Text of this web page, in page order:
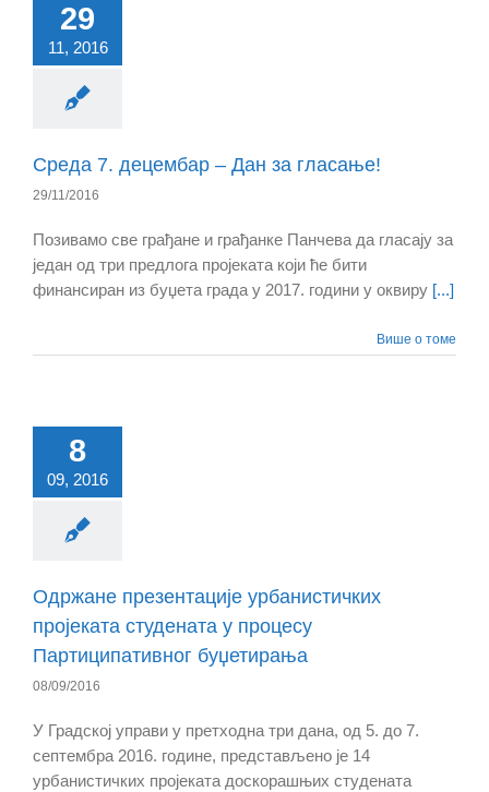
29
11, 2016
Среда 7. децембар – Дан за гласање!
29/11/2016
Позивамо све грађане и грађанке Панчева да гласају за
један од три предлога пројеката који ће бити
финансиран из буџета града у 2017. години у оквиру [...]
Више о томе
8
09, 2016
Одржане презентације урбанистичких
пројеката студената у процесу
Партиципативног буџетирања
08/09/2016
У Градској управи у претходна три дана, од 5. до 7.
септембра 2016. године, представљено је 14
урбанистичких пројеката доскорашњих студената